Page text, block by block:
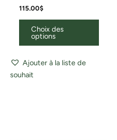
115.00$
Choix des
options
Ajouter à la liste de
souhait